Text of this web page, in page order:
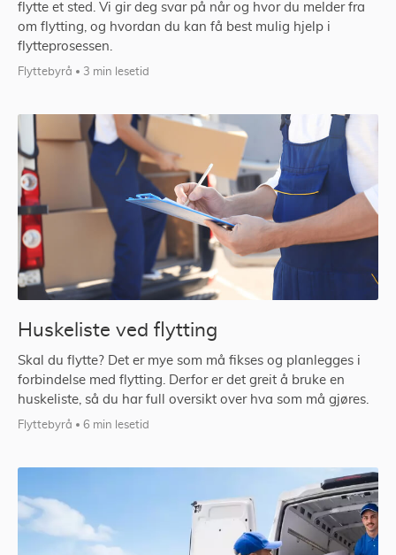
flytte et sted. Vi gir deg svar på når og hvor du melder fra
om flytting, og hvordan du kan få best mulig hjelp i
flytteprosessen.
Flyttebyrå 3 min lesetid
Huskeliste ved flytting
Skal du flytte? Det er mye som må fikses og planlegges i
forbindelse med flytting. Derfor er det greit å bruke en
huskeliste, så du har full oversikt over hva som må gjøres.
Flyttebyrå 6 min lesetid